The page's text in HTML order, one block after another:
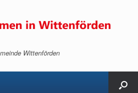
Wittenförden